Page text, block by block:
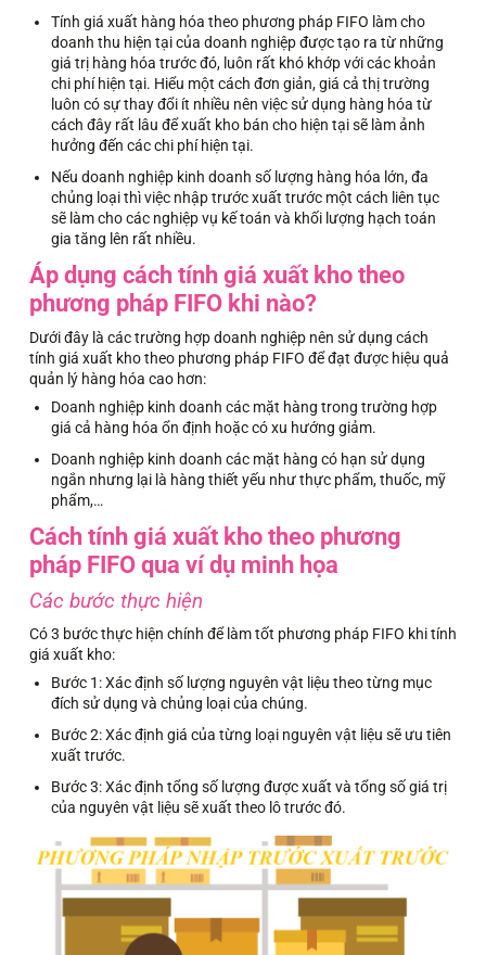
Tính giá xuất hàng hóa theo phương pháp FIFO làm cho
doanh thu hiện tại của doanh nghiệp được tạo ra từ những
giá trị hàng hóa trước đó, luôn rất khó khớp với các khoản
chi phí hiện tại. Hiểu một cách đơn giản, giá cả thị trường
luôn có sự thay đổi ít nhiều nên việc sử dụng hàng hóa từ
cách đây rất lâu để xuất kho bán cho hiện tại sẽ làm ảnh
hưởng đến các chi phí hiện tại.
Nếu doanh nghiệp kinh doanh số lượng hàng hóa lớn, đa
chủng loại thì việc nhập trước xuất trước một cách liên tục
sẽ làm cho các nghiệp vụ kế toán và khối lượng hạch toán
gia tăng lên rất nhiều.
Áp dụng cách tính giá xuất kho theo
phương pháp FIFO khi nào?
Dưới đây là các trường hợp doanh nghiệp nên sử dụng cách
tính giá xuất kho theo phương pháp FIFO để đạt được hiệu quả
quản lý hàng hóa cao hơn:
Doanh nghiệp kinh doanh các mặt hàng trong trường hợp
giá cả hàng hóa ổn định hoặc có xu hướng giảm.
Doanh nghiệp kinh doanh các mặt hàng có hạn sử dụng
ngắn nhưng lại là hàng thiết yếu như thực phẩm, thuốc, mỹ
phẩm,…
Cách tính giá xuất kho theo phương
pháp FIFO qua ví dụ minh họa
Các bước thực hiện
Có 3 bước thực hiện chính để làm tốt phương pháp FIFO khi tính
giá xuất kho:
Bước 1: Xác định số lượng nguyên vật liệu theo từng mục
đích sử dụng và chủng loại của chúng.
Bước 2: Xác định giá của từng loại nguyên vật liệu sẽ ưu tiên
xuất trước.
Bước 3: Xác định tổng số lượng được xuất và tổng số giá trị
của nguyên vật liệu sẽ xuất theo lô trước đó.